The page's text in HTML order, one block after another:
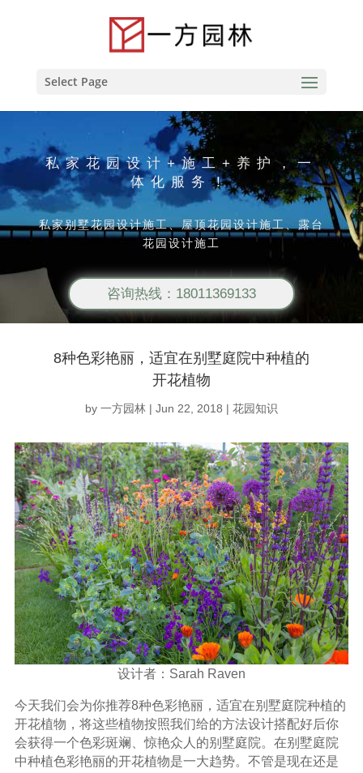
Select Page
私家花园设计+施工+养护，一
体化服务！
私家别墅花园设计施工、屋顶花园设计施工、露台
花园设计施工
咨询热线：18011369133
8种色彩艳丽，适宜在别墅庭院中种植的
开花植物
by 一方园林 | Jun 22, 2018 | 花园知识
设计者：Sarah Raven
今天我们会为你推荐8种色彩艳丽，适宜在别墅庭院种植的
开花植物，将这些植物按照我们给的方法设计搭配好后你
会获得一个色彩斑斓、惊艳众人的别墅庭院。在别墅庭院
中种植色彩艳丽的开花植物是一大趋势。不管是现在还是